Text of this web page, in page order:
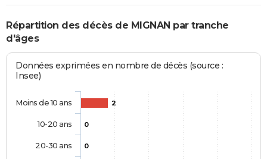
Répartition des décès de MIGNAN par tranche
d'âges
Données exprimées en nombre de décès (source :
Insee)
2
0
0
Moins de 10 ans
10-20 ans
20-30 ans